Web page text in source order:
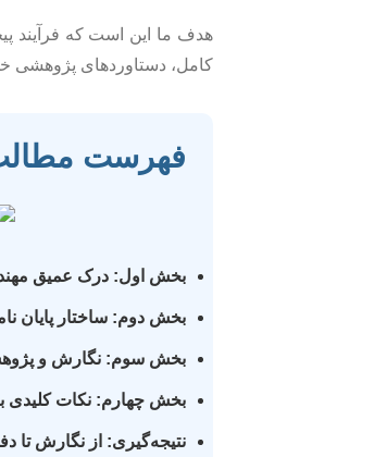
هدف ما این است که فرآیند
کامل، دستاوردهای پژوهشی
فهرست
بخش اول: درک عمیق
بخش دوم: ساختار پایان
بخش سوم: نگارش و
بخش چهارم: نکات کلیدی
نتیجه‌گیری: از نگارش تا